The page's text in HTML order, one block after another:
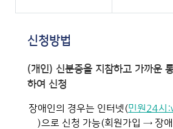
신청방법
(개인) 신분증을 지참하고 가까운
하여 신청
장애인의 경우는 인터넷(민원24시
)으로 신청 가능(회원가입 → 장